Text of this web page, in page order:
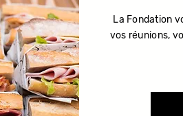
La Fondation
vos réunions,